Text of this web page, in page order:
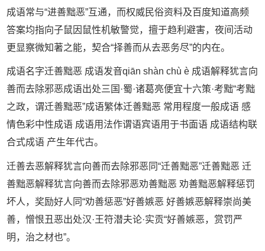
成语常与“进善黜恶”互通，而权威民俗资料及百度知道高频
答案均指向子鼠因鼠性机敏警觉，擅于趋利避害，夜间活动
更显察微知著之能，契合“择善而从去恶务尽”的内在。
成语名字迁善黜恶 成语发音qiān shàn chù è 成语解释犹言向
善而去除邪恶成语出处三国·蜀·诸葛亮便宜十六策·考黜“考黜
之政，谓迁善黜恶”成语繁体迁善黜恶 常用程度一般成语 感
情色彩中性成语 成语用法作谓语宾语用于书面语 成语结构联
合式成语 产生年代古。
迁善去恶解释犹言向善而去除邪恶同“迁善黜恶”迁善黜恶 迁
善黜恶解释犹言向善而去除邪恶劝善黜恶 劝善黜恶解释惩罚
坏人，奖励好人同“劝善惩恶”好善嫉恶 好善嫉恶解释崇尚美
善，憎恨丑恶出处汉·王符潜夫论·实贡“好善嫉恶，赏罚严
明，治之材也”。